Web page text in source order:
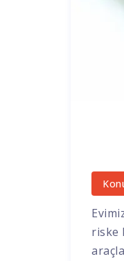
riske